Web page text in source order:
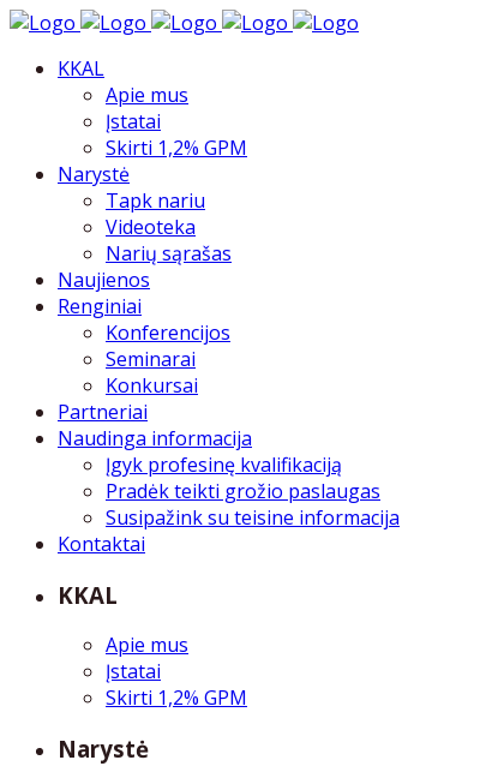
KKAL
Apie mus
Įstatai
Skirti 1,2% GPM
Narystė
Tapk nariu
Videoteka
Narių sąrašas
Naujienos
Renginiai
Konferencijos
Seminarai
Konkursai
Partneriai
Naudinga informacija
Įgyk profesinę kvalifikaciją
Pradėk teikti grožio paslaugas
Susipažink su teisine informacija
Kontaktai
KKAL
Apie mus
Įstatai
Skirti 1,2% GPM
Narystė